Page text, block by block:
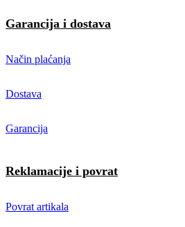
Garancija i dostava
Način plaćanja
Dostava
Garancija
Reklamacije i povrat
Povrat artikala